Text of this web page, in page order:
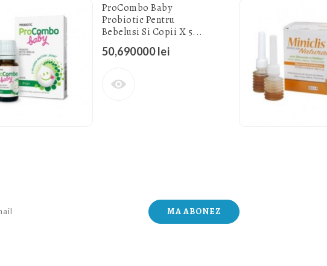
ProCombo Baby
Probiotic Pentru
Bebelusi Si Copii X 5...
50,690000 lei